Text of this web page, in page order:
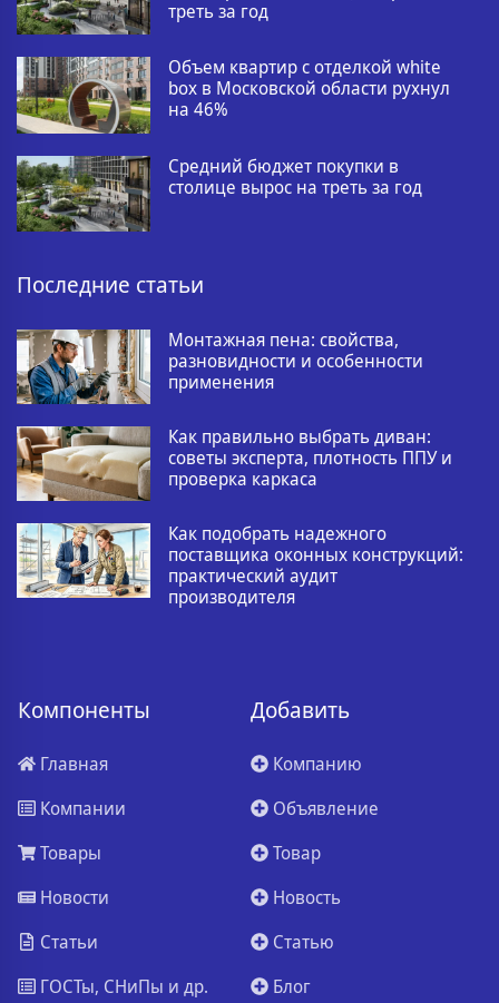
треть за год
Объем квартир с отделкой white
box в Московской области рухнул
на 46%
Средний бюджет покупки в
столице вырос на треть за год
Последние статьи
Монтажная пена: свойства,
разновидности и особенности
применения
Как правильно выбрать диван:
советы эксперта, плотность ППУ и
проверка каркаса
Как подобрать надежного
поставщика оконных конструкций:
практический аудит
производителя
Компоненты
Главная
Компании
Товары
Новости
Статьи
ГОСТы, СНиПы и др.
Добавить
Компанию
Объявление
Товар
Новость
Статью
Блог